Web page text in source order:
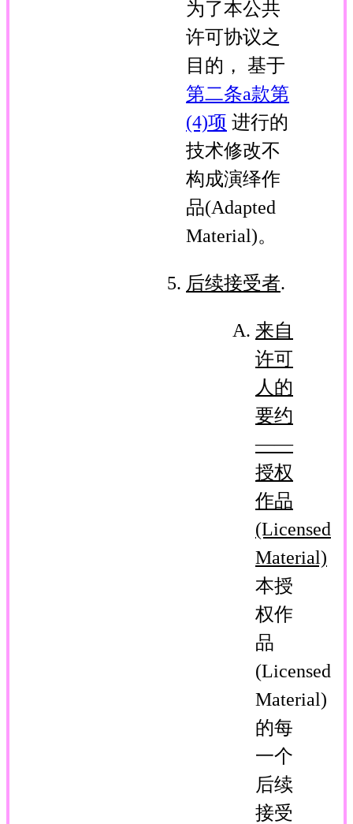
为了本公共
许可协议之
目的， 基于
第二条a款第
(4)项 进行的
技术修改不
构成演绎作
品(Adapted
Material)。
后续接受者.
来自
许可
人的
要约
——
授权
作品
(Licensed
Material)
本授
权作
品
(Licensed
Material)
的每
一个
后续
接受